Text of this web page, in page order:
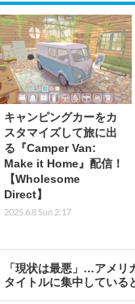
キャンピングカーをカ
スタマイズして旅に出
る『Camper Van:
Make it Home』配信！
【Wholesome
Direct】
2025.6.8 Sun 2:17
「現状は最悪」…アメリ
タイトルに集中している